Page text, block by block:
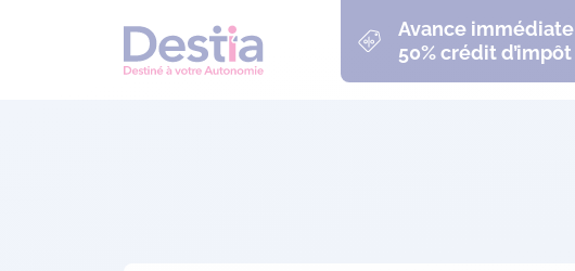
Avance immédiate
50% crédit d’impôt